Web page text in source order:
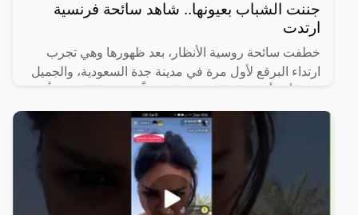
جننت الشباب بعيونها.. شاهد سائحة فرنسية
ارتدت
خطفت سائحة روسية الأنظار، بعد ظهورها وهي تجرب
ارتداء البرقع لأول مرة في مدينة جدة السعودية، والجميل
شكلها